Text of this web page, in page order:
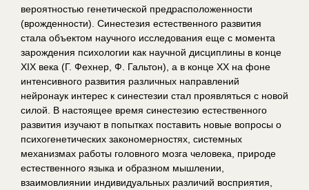
вероятностью генетической предрасположенности
(врожденности). Синестезия естественного развития
стала объектом научного исследования еще с момента
зарождения психологии как научной дисциплины в конце
XIX века (Г. Фехнер, Ф. Гальтон), а в конце XX на фоне
интенсивного развития различных направлений
нейронаук интерес к синестезии стал проявляться с новой
силой. В настоящее время синестезию естественного
развития изучают в попытках поставить новые вопросы о
психогенетических закономерностях, системных
механизмах работы головного мозга человека, природе
естественного языка и образном мышлении,
взаимовлиянии индивидуальных различий восприятия,